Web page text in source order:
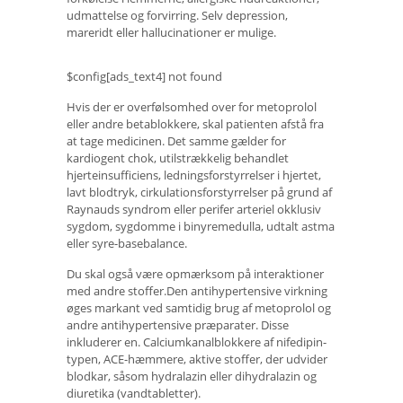
udmattelse og forvirring. Selv depression,
mareridt eller hallucinationer er mulige.
$config[ads_text4] not found
Hvis der er overfølsomhed over for metoprolol
eller andre betablokkere, skal patienten afstå fra
at tage medicinen. Det samme gælder for
kardiogent chok, utilstrækkelig behandlet
hjerteinsufficiens, ledningsforstyrrelser i hjertet,
lavt blodtryk, cirkulationsforstyrrelser på grund af
Raynauds syndrom eller perifer arteriel okklusiv
sygdom, sygdomme i binyremedulla, udtalt astma
eller syre-basebalance.
Du skal også være opmærksom på interaktioner
med andre stoffer.Den antihypertensive virkning
øges markant ved samtidig brug af metoprolol og
andre antihypertensive præparater. Disse
inkluderer en. Calciumkanalblokkere af nifedipin-
typen, ACE-hæmmere, aktive stoffer, der udvider
blodkar, såsom hydralazin eller dihydralazin og
diuretika (vandtabletter).